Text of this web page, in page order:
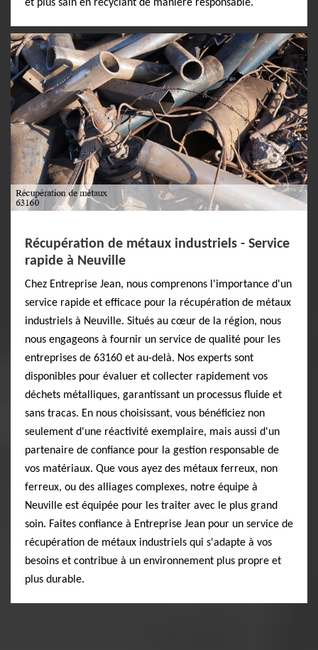
et plus sain en recyclant de manière responsable.
Récupération de métaux industriels - Service
rapide à Neuville
Chez Entreprise Jean, nous comprenons l'importance d'un
service rapide et efficace pour la récupération de métaux
industriels à Neuville. Situés au cœur de la région, nous
nous engageons à fournir un service de qualité pour les
entreprises de 63160 et au-delà. Nos experts sont
disponibles pour évaluer et collecter rapidement vos
déchets métalliques, garantissant un processus fluide et
sans tracas. En nous choisissant, vous bénéficiez non
seulement d'une réactivité exemplaire, mais aussi d'un
partenaire de confiance pour la gestion responsable de
vos matériaux. Que vous ayez des métaux ferreux, non
ferreux, ou des alliages complexes, notre équipe à
Neuville est équipée pour les traiter avec le plus grand
soin. Faites confiance à Entreprise Jean pour un service de
récupération de métaux industriels qui s'adapte à vos
besoins et contribue à un environnement plus propre et
plus durable.